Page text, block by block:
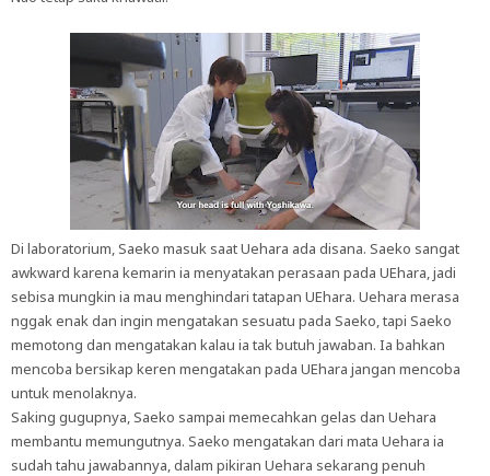
Di laboratorium, Saeko masuk saat Uehara ada disana. Saeko sangat
awkward karena kemarin ia menyatakan perasaan pada UEhara, jadi
sebisa mungkin ia mau menghindari tatapan UEhara. Uehara merasa
nggak enak dan ingin mengatakan sesuatu pada Saeko, tapi Saeko
memotong dan mengatakan kalau ia tak butuh jawaban. Ia bahkan
mencoba bersikap keren mengatakan pada UEhara jangan mencoba
untuk menolaknya.
Saking gugupnya, Saeko sampai memecahkan gelas dan Uehara
membantu memungutnya. Saeko mengatakan dari mata Uehara ia
sudah tahu jawabannya, dalam pikiran Uehara sekarang penuh